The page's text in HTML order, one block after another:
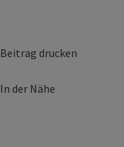
Beitrag drucken
In der Nähe